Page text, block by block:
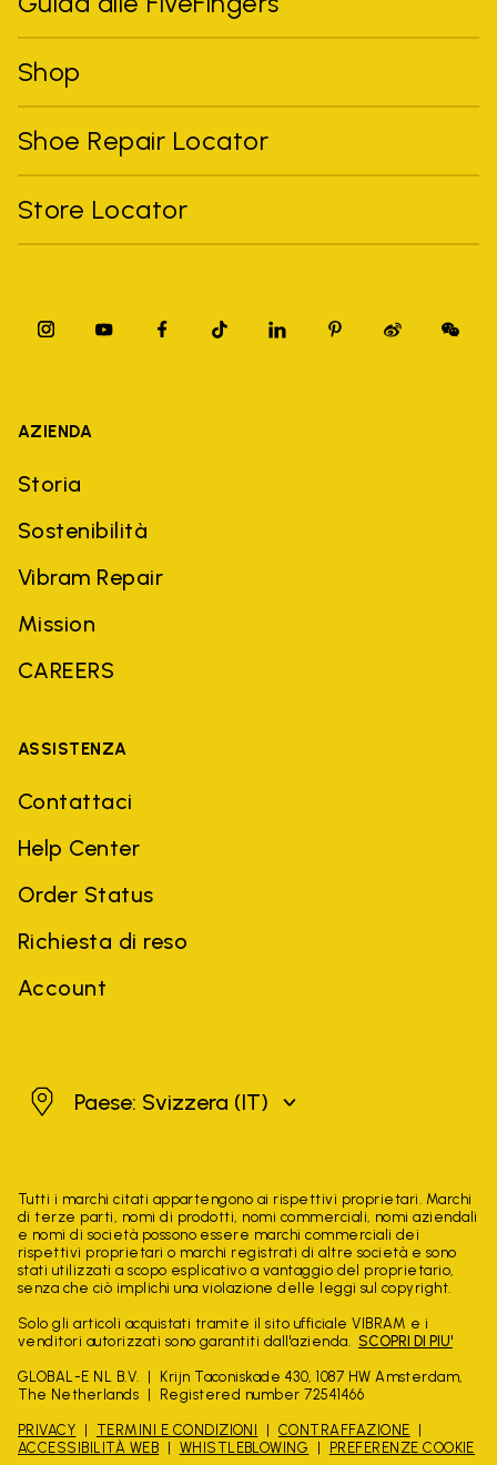
Shop
Shoe Repair Locator
Store Locator
AZIENDA
Storia
Sostenibilità
Vibram Repair
Mission
CAREERS
ASSISTENZA
Contattaci
Help Center
Order Status
Richiesta di reso
Account
SvizzeraPaese: Svizzera (IT)
Tutti i marchi citati appartengono ai rispettivi proprietari. Marchi
di terze parti, nomi di prodotti, nomi commerciali, nomi aziendali
e nomi di società possono essere marchi commerciali dei
rispettivi proprietari o marchi registrati di altre società e sono
stati utilizzati a scopo esplicativo a vantaggio del proprietario,
senza che ciò implichi una violazione delle leggi sul copyright.
Solo gli articoli acquistati tramite il sito ufficiale VIBRAM e i
venditori autorizzati sono garantiti dall'azienda. SCOPRI DI PIU'
GLOBAL-E NL B.V.
Krijn Taconiskade 430, 1087 HW Amsterdam,
The Netherlands
Registered number 72541466
PRIVACY TERMINI E CONDIZIONI
CONTRAFFAZIONE
ACCESSIBILITÀ WEB
WHISTLEBLOWING PREFERENZE COOKIE